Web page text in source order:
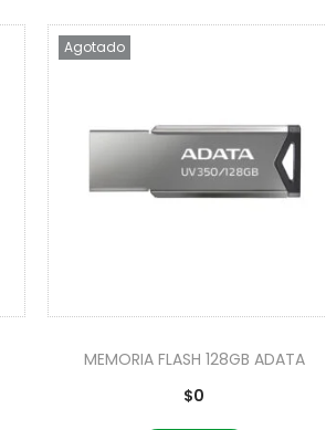
Agotado
MEMORIA FLASH 128GB ADATA
$0